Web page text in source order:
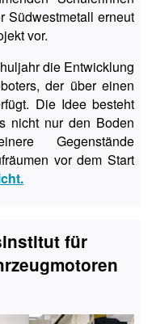
Südwestmetall erneut
vor.
die Entwicklung
der über einen
Die Idee besteht
nicht nur den Boden
Gegenstände
vor dem Start
für